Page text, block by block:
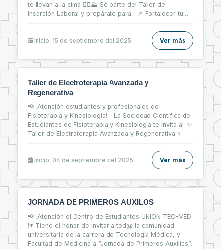
te llevan a la cima 🧗‍♀⛰ Sé parte del Taller de
Inserción Laboral y prepárate para: 📌 Fortalecer tu
primeros pasos firmes en el mercado laboral 💼
Inicio: 15 de septiembre del 2025
Ver más
Taller de Electroterapia Avanzada y
Regenerativa
📢 ¡Atención estudiantes y profesionales de
Fisioterapia y Kinesiología! - La Sociedad Científica de
Estudiantes de Fisioterapia y Kinesiología te invita al: ✨
Taller de Electroterapia Avanzada y Regenerativa ✨
Inicio: 04 de septiembre del 2025 Ver más
JORNADA DE PRIMEROS AUXILOS
📢 ¡Atención el Centro de Estudiantes UNION TEC-MED
!* Tiene el honor de invitar a tod@ la comunidad
universitaria de la carrera de Tecnología Médica, y
Facultad de Medicina a “Jornada de Primeros Auxilios”.